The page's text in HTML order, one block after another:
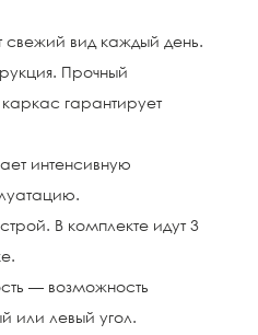
свежий вид каждый день.
Прочный
гарантирует
интенсивную
В комплекте идут 3
— возможность
или левый угол.